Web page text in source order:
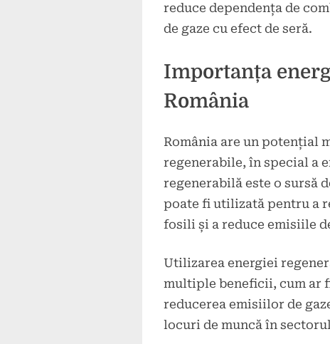
reduce dependența de
de gaze cu efect de seră.
Importanța
România
România are un potențial
regenerabile, în special a
regenerabilă este o sursă
poate fi utilizată pentru a
fosili și a reduce emisiile
Utilizarea energiei
multiple beneficii, cum ar
reducerea emisiilor de
locuri de muncă în